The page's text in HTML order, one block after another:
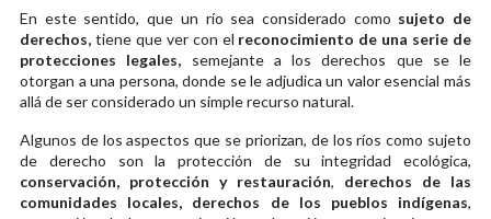
En este sentido, que un río sea considerado como sujeto de
derechos, tiene que ver con el reconocimiento de una serie de
protecciones legales, semejante a los derechos que se le
otorgan a una persona, donde se le adjudica un valor esencial más
allá de ser considerado un simple recurso natural.
Algunos de los aspectos que se priorizan, de los ríos como sujeto
de derecho son la protección de su integridad ecológica,
conservación, protección y restauración, derechos de las
comunidades locales, derechos de los pueblos indígenas,